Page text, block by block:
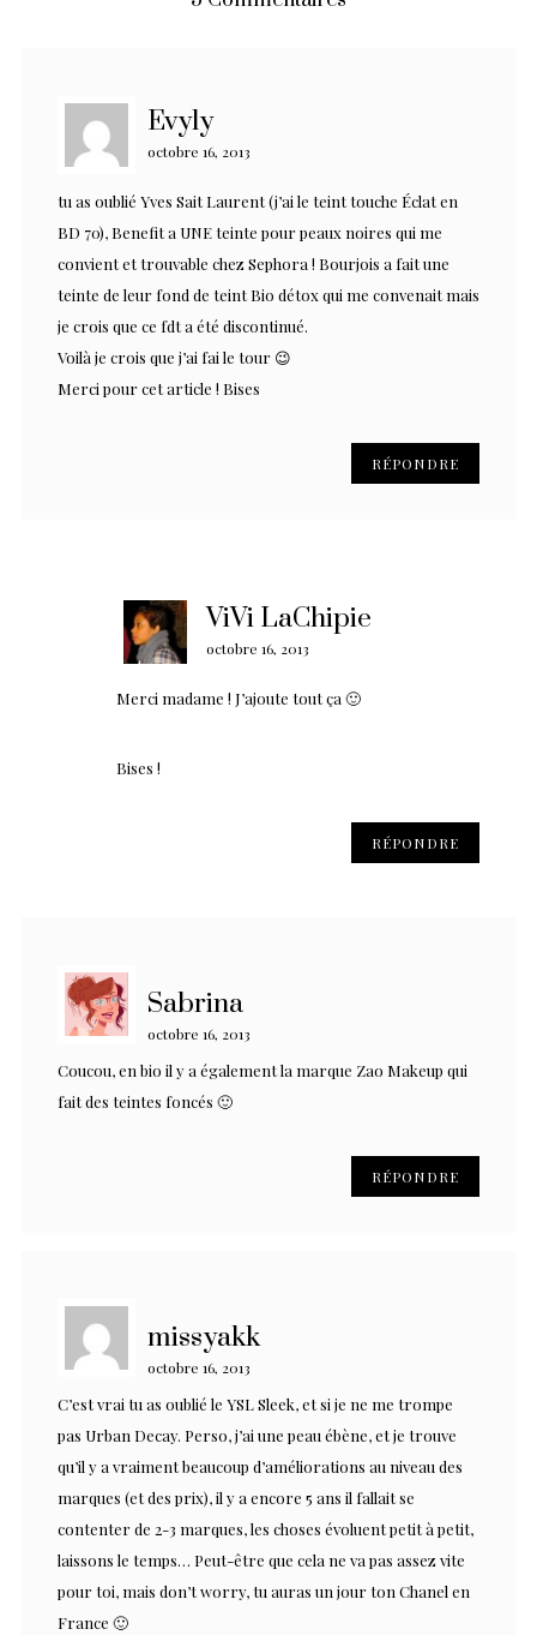
Evyly
octobre 16, 2013
tu as oublié Yves Sait Laurent (j’ai le teint touche Éclat en
BD 70), Benefit a UNE teinte pour peaux noires qui me
convient et trouvable chez Sephora ! Bourjois a fait une
teinte de leur fond de teint Bio détox qui me convenait mais
je crois que ce fdt a été discontinué.
Voilà je crois que j’ai fai le tour 😉
Merci pour cet article ! Bises
RÉPONDRE
ViVi LaChipie
octobre 16, 2013
Merci madame ! J’ajoute tout ça 🙂
Bises !
RÉPONDRE
Sabrina
octobre 16, 2013
Coucou, en bio il y a également la marque Zao Makeup qui
fait des teintes foncés 🙂
RÉPONDRE
missyakk
octobre 16, 2013
C’est vrai tu as oublié le YSL Sleek, et si je ne me trompe
pas Urban Decay. Perso, j’ai une peau ébène, et je trouve
qu’il y a vraiment beaucoup d’améliorations au niveau des
marques (et des prix), il y a encore 5 ans il fallait se
contenter de 2-3 marques, les choses évoluent petit à petit,
laissons le temps… Peut-être que cela ne va pas assez vite
pour toi, mais don’t worry, tu auras un jour ton Chanel en
France 🙂